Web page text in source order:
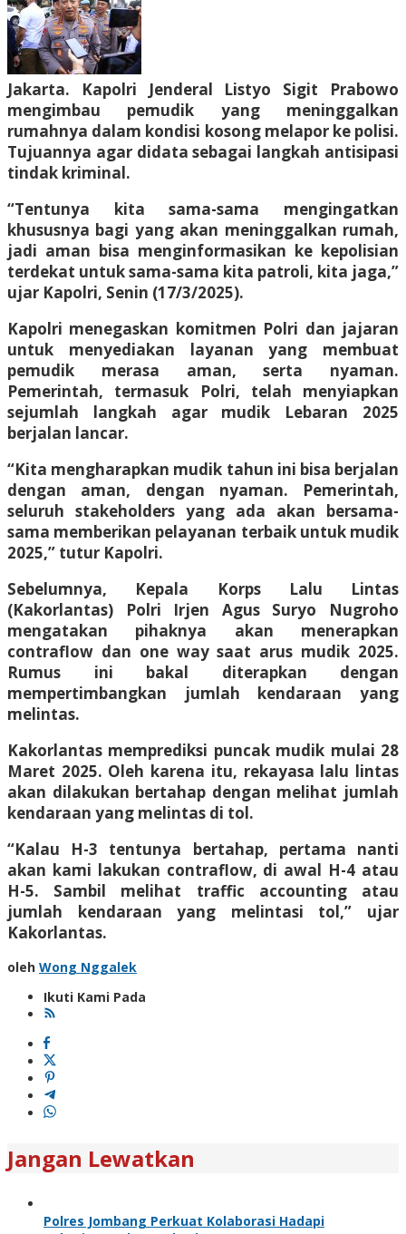
Jakarta. Kapolri Jenderal Listyo Sigit Prabowo
mengimbau pemudik yang meninggalkan
rumahnya dalam kondisi kosong melapor ke polisi.
Tujuannya agar didata sebagai langkah antisipasi
tindak kriminal.
“Tentunya kita sama-sama mengingatkan
khususnya bagi yang akan meninggalkan rumah,
jadi aman bisa menginformasikan ke kepolisian
terdekat untuk sama-sama kita patroli, kita jaga,”
ujar Kapolri, Senin (17/3/2025).
Kapolri menegaskan komitmen Polri dan jajaran
untuk menyediakan layanan yang membuat
pemudik merasa aman, serta nyaman.
Pemerintah, termasuk Polri, telah menyiapkan
sejumlah langkah agar mudik Lebaran 2025
berjalan lancar.
“Kita mengharapkan mudik tahun ini bisa berjalan
dengan aman, dengan nyaman. Pemerintah,
seluruh stakeholders yang ada akan bersama-
sama memberikan pelayanan terbaik untuk mudik
2025,” tutur Kapolri.
Sebelumnya, Kepala Korps Lalu Lintas
(Kakorlantas) Polri Irjen Agus Suryo Nugroho
mengatakan pihaknya akan menerapkan
contraflow dan one way saat arus mudik 2025.
Rumus ini bakal diterapkan dengan
mempertimbangkan jumlah kendaraan yang
melintas.
Kakorlantas memprediksi puncak mudik mulai 28
Maret 2025. Oleh karena itu, rekayasa lalu lintas
akan dilakukan bertahap dengan melihat jumlah
kendaraan yang melintas di tol.
“Kalau H-3 tentunya bertahap, pertama nanti
akan kami lakukan contraflow, di awal H-4 atau
H-5. Sambil melihat traffic accounting atau
jumlah kendaraan yang melintasi tol,” ujar
Kakorlantas.
oleh Wong Nggalek
Ikuti Kami Pada
Jangan Lewatkan
Polres Jombang Perkuat Kolaborasi Hadapi